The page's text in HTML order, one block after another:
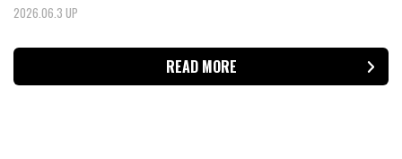
2026.06.3 UP
READ MORE